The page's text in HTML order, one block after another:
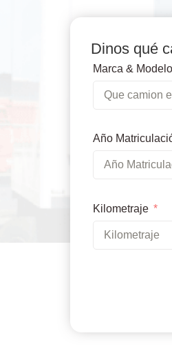
Dinos qué
Marca & Modelo
Año
Kilometraje